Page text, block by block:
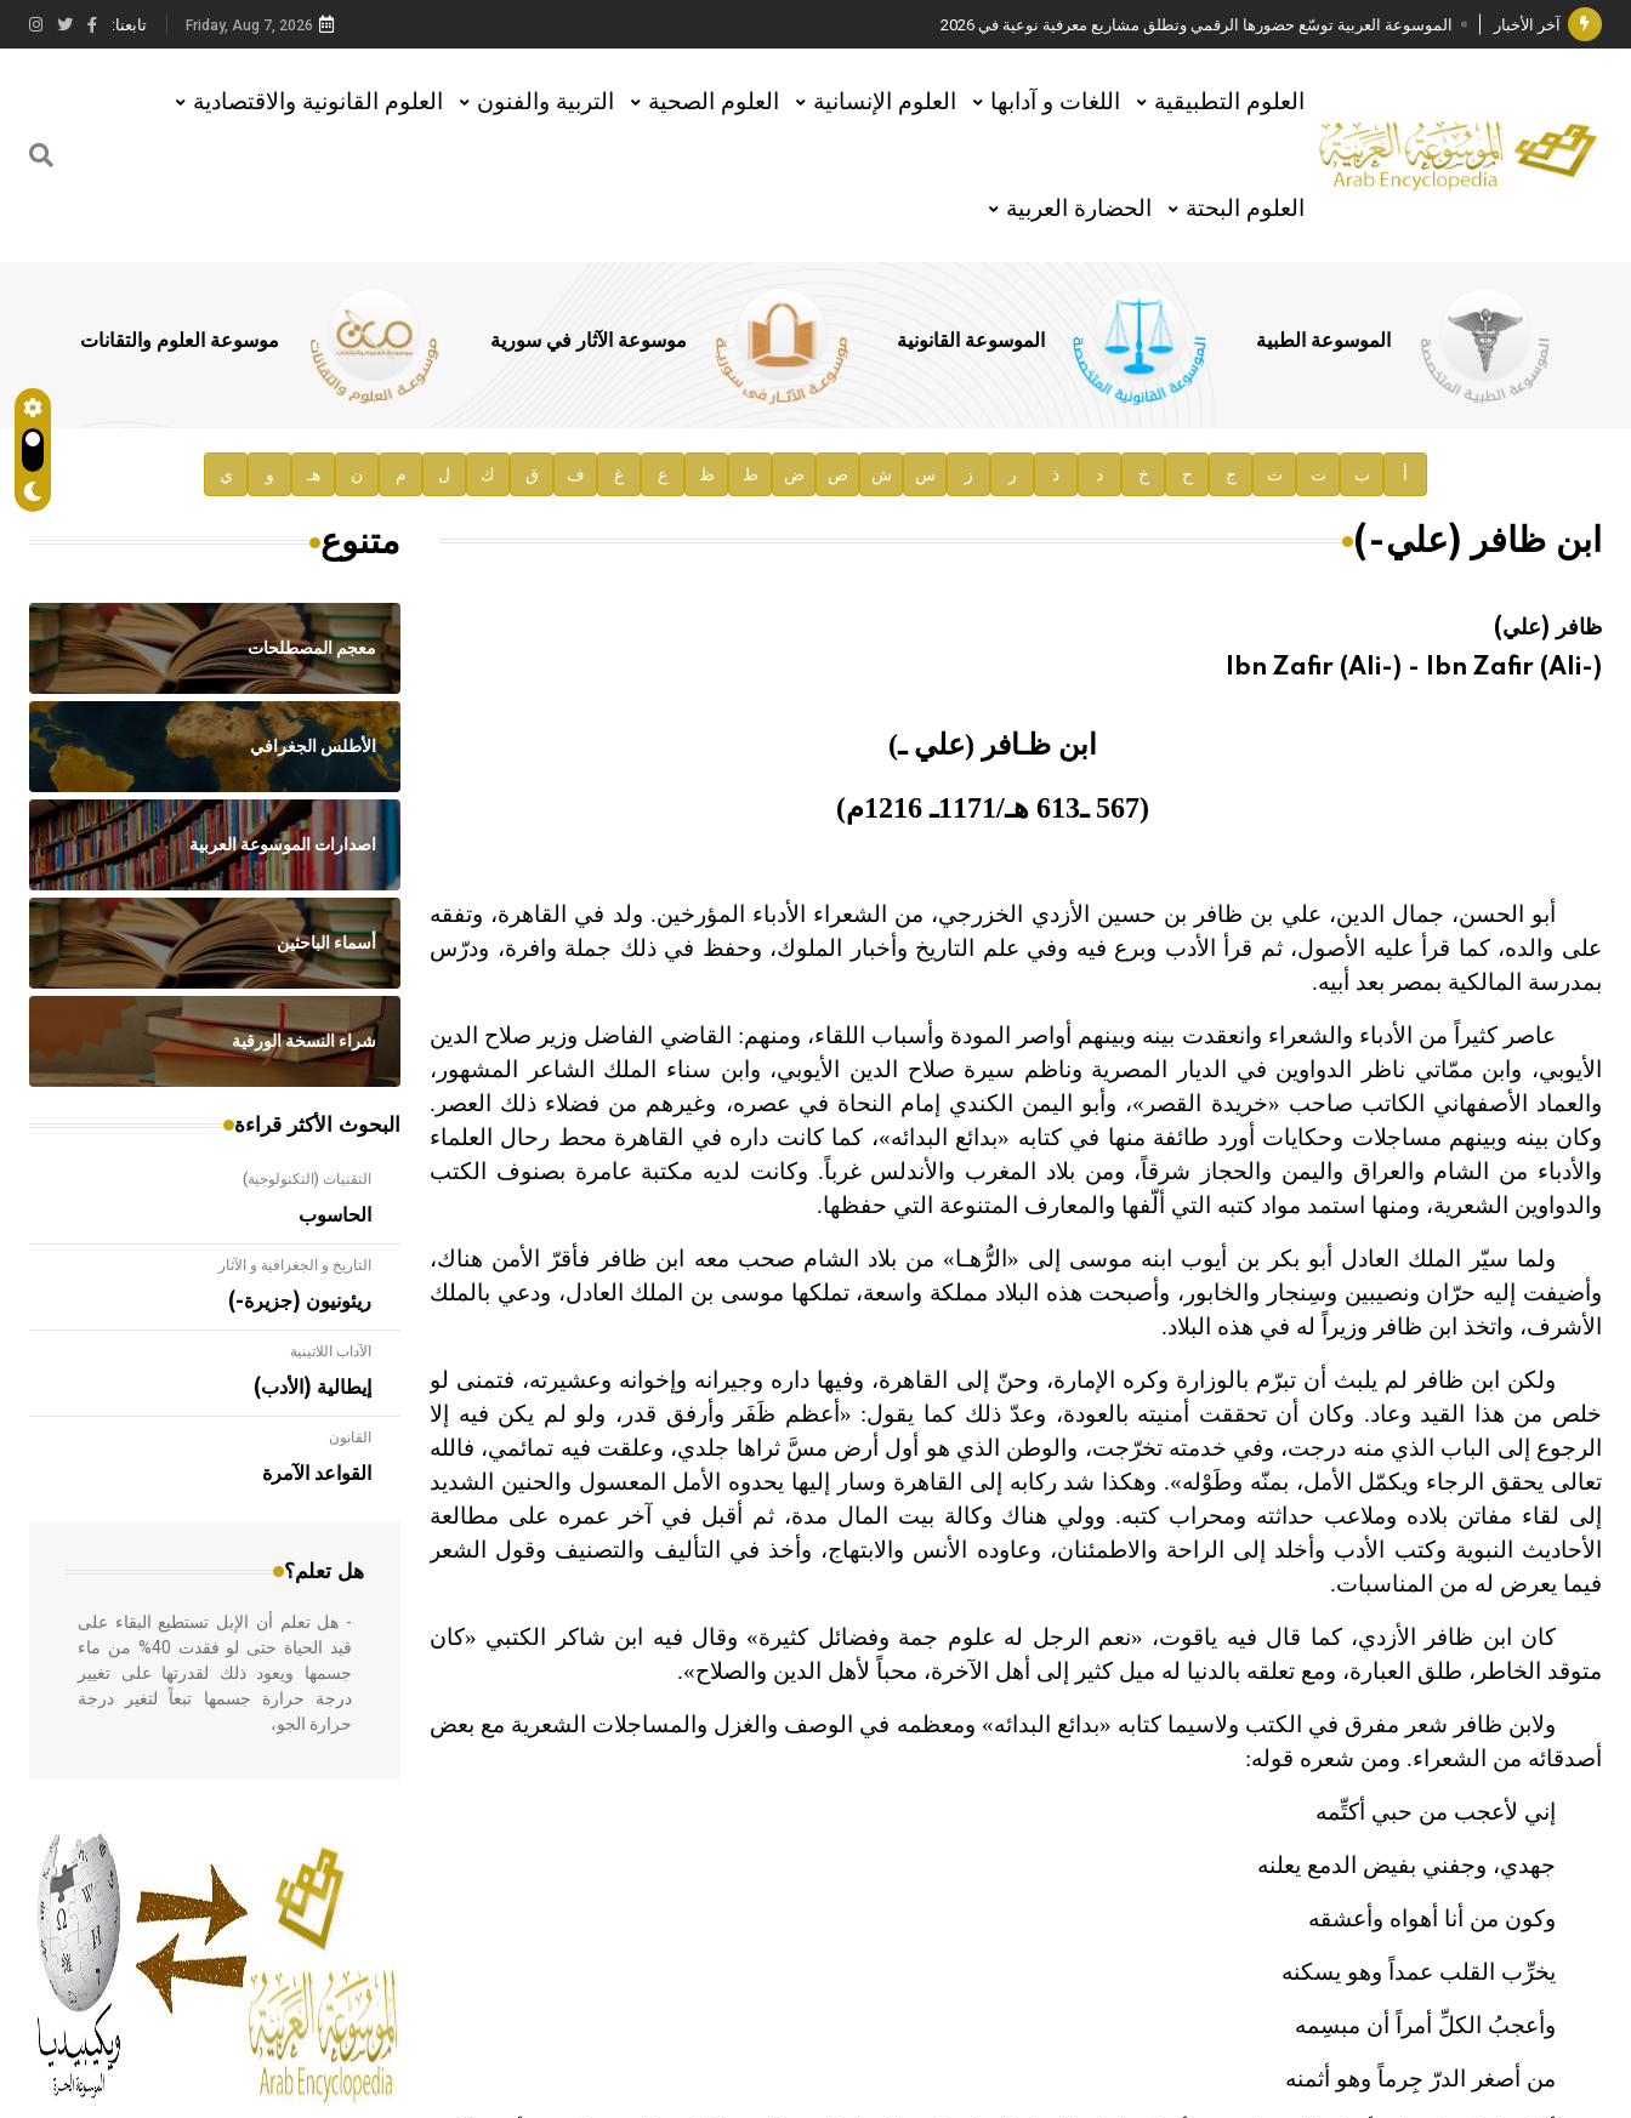
آخر الأخبار الموسوعة العربية توسّع حضورها الرقمي وتطلق مشاريع معرفية نوعية في 2026
جائزة مجمع الملك سلمان العالمي للغة العربية 2025
الأستاذ إياد خالد الطباع مدير عام لهيئة الموسوعة العربية
السيد محمد ياسين صالح وزيرا للثقافة
توصيات مجلس الإدارة
صدور المجلد السابع من موسوعة الآثار في سورية
إعلان..
هيئة الموسوعة العربية تطلق موسوعات جديدة في عام 2026
Friday, Aug 7, 2026 تابعنا:
العلوم التطبيقية اللغات و آدابها العلوم الإنسانية العلوم الصحية التربية والفنون العلوم القانونية والاقتصادية
العلوم البحتة الحضارة العربية
الموسوعة الطبية الموسوعة القانونية موسوعة الآثار في سورية موسوعة العلوم والتقانات
أ ب ت ث ج ح خ د ذ ر ز س ش ص ض ط ظ ع غ ف ق ك ل م ن هـ و ي
ابن ظافر (علي-)
ظافر (علي)
Ibn Zafir (Ali-) - Ibn Zafir (Ali-)
ابن ظـافر (علي ـ)
(567 ـ613 هـ/1171ـ 1216م)
أبو الحسن، جمال الدين، علي بن ظافر بن حسين الأزدي الخزرجي، من الشعراء الأدباء المؤرخين. ولد في القاهرة، وتفقه
على والده، كما قرأ عليه الأصول، ثم قرأ الأدب وبرع فيه وفي علم التاريخ وأخبار الملوك، وحفظ في ذلك جملة وافرة، ودرّس
بمدرسة المالكية بمصر بعد أبيه.
عاصر كثيراً من الأدباء والشعراء وانعقدت بينه وبينهم أواصر المودة وأسباب اللقاء، ومنهم: القاضي الفاضل وزير صلاح الدين
الأيوبي، وابن ممّاتي ناظر الدواوين في الديار المصرية وناظم سيرة صلاح الدين الأيوبي، وابن سناء الملك الشاعر المشهور،
والعماد الأصفهاني الكاتب صاحب «خريدة القصر»، وأبو اليمن الكندي إمام النحاة في عصره، وغيرهم من فضلاء ذلك العصر.
وكان بينه وبينهم مساجلات وحكايات أورد طائفة منها في كتابه «بدائع البدائه»، كما كانت داره في القاهرة محط رحال العلماء
والأدباء من الشام والعراق واليمن والحجاز شرقاً، ومن بلاد المغرب والأندلس غرباً. وكانت لديه مكتبة عامرة بصنوف الكتب
والدواوين الشعرية، ومنها استمد مواد كتبه التي ألّفها والمعارف المتنوعة التي حفظها.
ولما سيّر الملك العادل أبو بكر بن أيوب ابنه موسى إلى «الرُّهـا» من بلاد الشام صحب معه ابن ظافر فأقرّ الأمن هناك،
وأضيفت إليه حرّان ونصيبين وسِنجار والخابور، وأصبحت هذه البلاد مملكة واسعة، تملكها موسى بن الملك العادل، ودعي بالملك
الأشرف، واتخذ ابن ظافر وزيراً له في هذه البلاد.
ولكن ابن ظافر لم يلبث أن تبرّم بالوزارة وكره الإمارة، وحنّ إلى القاهرة، وفيها داره وجيرانه وإخوانه وعشيرته، فتمنى لو
خلص من هذا القيد وعاد. وكان أن تحققت أمنيته بالعودة، وعدّ ذلك كما يقول: «أعظم ظَفَر وأرفق قدر، ولو لم يكن فيه إلا
الرجوع إلى الباب الذي منه درجت، وفي خدمته تخرّجت، والوطن الذي هو أول أرض مسَّ ثراها جلدي، وعلقت فيه تمائمي، فالله
تعالى يحقق الرجاء ويكمّل الأمل، بمنّه وطَوْله». وهكذا شد ركابه إلى القاهرة وسار إليها يحدوه الأمل المعسول والحنين الشديد
إلى لقاء مفاتن بلاده وملاعب حداثته ومحراب كتبه. وولي هناك وكالة بيت المال مدة، ثم أقبل في آخر عمره على مطالعة
الأحاديث النبوية وكتب الأدب وأخلد إلى الراحة والاطمئنان، وعاوده الأنس والابتهاج، وأخذ في التأليف والتصنيف وقول الشعر
فيما يعرض له من المناسبات.
كان ابن ظافر الأزدي، كما قال فيه ياقوت، «نعم الرجل له علوم جمة وفضائل كثيرة» وقال فيه ابن شاكر الكتبي «كان
متوقد الخاطر، طلق العبارة، ومع تعلقه بالدنيا له ميل كثير إلى أهل الآخرة، محباً لأهل الدين والصلاح».
ولابن ظافر شعر مفرق في الكتب ولاسيما كتابه «بدائع البدائه» ومعظمه في الوصف والغزل والمساجلات الشعرية مع بعض
أصدقائه من الشعراء. ومن شعره قوله:
إني لأعجب من حبي أكتِّمه
جهدي، وجفني بفيض الدمع يعلنه
وكون من أنا أهواه وأعشقه
يخرِّب القلب عمداً وهو يسكنه
وأعجبُ الكلِّ أمراً أن مبسِمه
من أصغر الدرّ جِرماً وهو أثمنه
متنوع
معجم المصطلحات
الأطلس الجغرافي
اصدارات الموسوعة العربية
أسماء الباحثين
شراء النسخة الورقية
البحوث الأكثر قراءة
التقنيات (التكنولوجية)
الحاسوب
التاريخ و الجغرافية و الآثار
ريئونيون (جزيرة-)
الآداب اللاتينية
إيطالية (الأدب)
القانون
القواعد الآمرة
هل تعلم؟
- هل تعلم أن الأبلق نوع من الفنون
الهندسية التي ارتبطت بالعمارة الإسلامية
في بلاد الشام ومصر خاصة، حيث يحرص
- هل تعلم أن الإبل تستطيع البقاء على
قيد الحياة حتى لو فقدت 40% من ماء
جسمها ويعود ذلك لقدرتها على تغيير
درجة حرارة جسمها تبعاً لتغير درجة
حرارة الجو،
أربعة مؤلفات هي: الحكم، الأدلة، تنظيم
التغذية، ورسالته في جروح الرأس.
ويعود له الفضل بأنه حرر الطب من
الدين والفلسفة.
- هل تعلم أن المرجان إفراز حيواني
يتكون في البحر ويتركب من مادة
كربونات الكلسيوم، وهو أحمر أو شديد
الحمرة وهو أجود أنواعه، ويمتاز بكبر
الحجم ويسمى الش